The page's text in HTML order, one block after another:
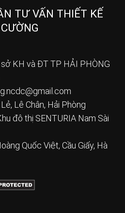
TƯ VẤN THIẾT KẾ
KH và ĐT TP HẢI PHÒNG
Lê Chân, Hải Phòng
đô thị SENTURIA Nam Sài
Quốc Việt, Cầu Giấy, Hà